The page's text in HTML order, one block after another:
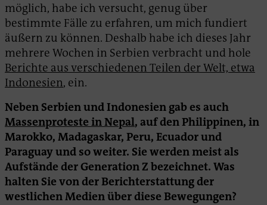
möglich, habe ich versucht, genug über
bestimmte Fälle zu erfahren, um mich fundiert
äußern zu können. Deshalb habe ich dieses Jahr
mehrere Wochen in Serbien verbracht und hole
Berichte aus verschiedenen Teilen der Welt, etwa
Indonesien, ein.
Neben Serbien und Indonesien gab es auch
Massenproteste in Nepal, auf den Philippinen, in
Marokko, Madagaskar, Peru, Ecuador und
Paraguay und so weiter. Sie werden meist als
Aufstände der Generation Z bezeichnet. Was
halten Sie von der Berichterstattung der
westlichen Medien über diese Bewegungen?